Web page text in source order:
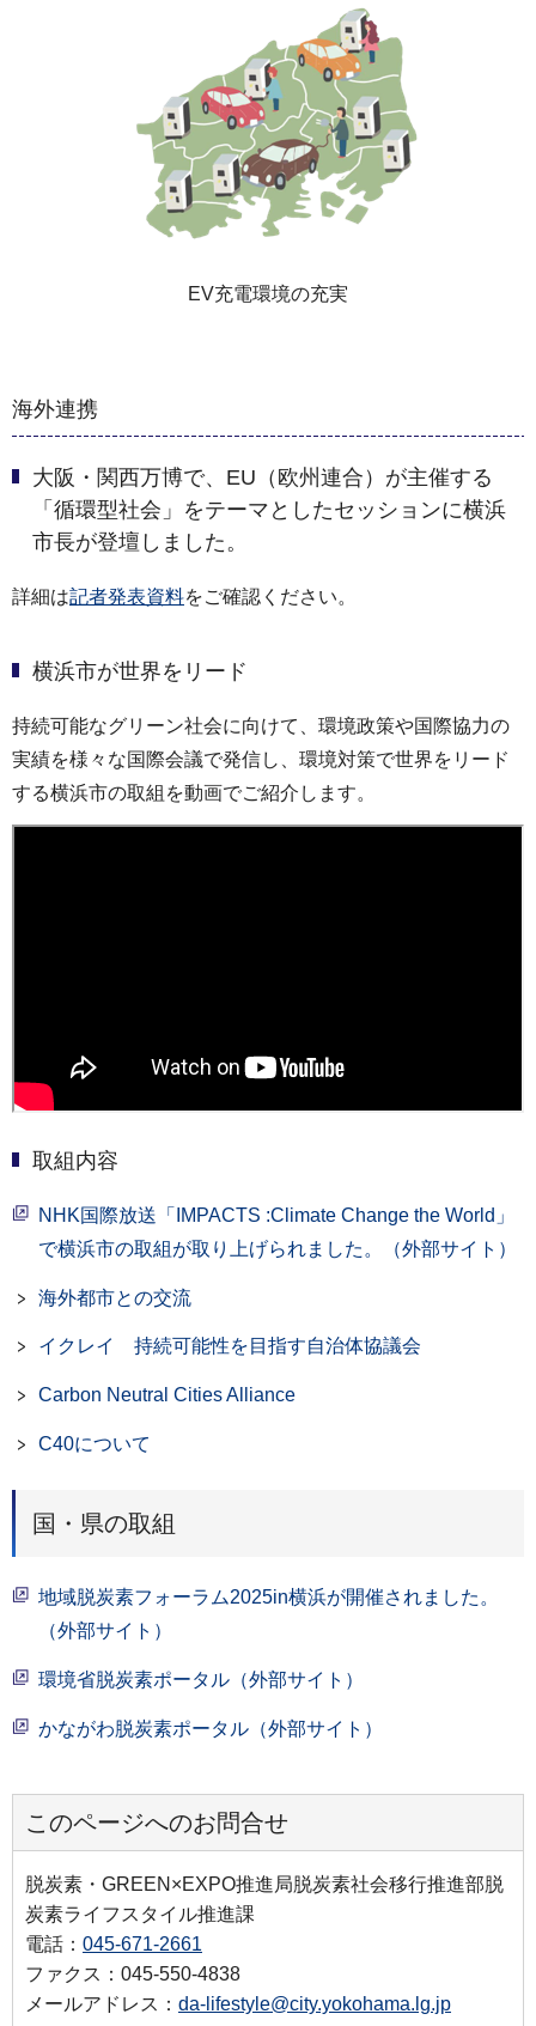
EV充電環境の充実
海外連携
大阪・関西万博で、EU（欧州連合）が主催する
「循環型社会」をテーマとしたセッションに横浜
市長が登壇しました。
詳細は記者発表資料をご確認ください。
横浜市が世界をリード
持続可能なグリーン社会に向けて、環境政策や国際協力の
実績を様々な国際会議で発信し、環境対策で世界をリード
する横浜市の取組を動画でご紹介します。
取組内容
NHK国際放送「IMPACTS :Climate Change the World」
で横浜市の取組が取り上げられました。（外部サイト）
海外都市との交流
イクレイ 持続可能性を目指す自治体協議会
Carbon Neutral Cities Alliance
C40について
国・県の取組
地域脱炭素フォーラム2025in横浜が開催されました。
（外部サイト）
環境省脱炭素ポータル（外部サイト）
かながわ脱炭素ポータル（外部サイト）
このページへのお問合せ
脱炭素・GREEN×EXPO推進局脱炭素社会移行推進部脱
炭素ライフスタイル推進課
電話： 045-671-2661
ファクス：045-550-4838
メールアドレス： da-lifestyle@city.yokohama.lg.jp